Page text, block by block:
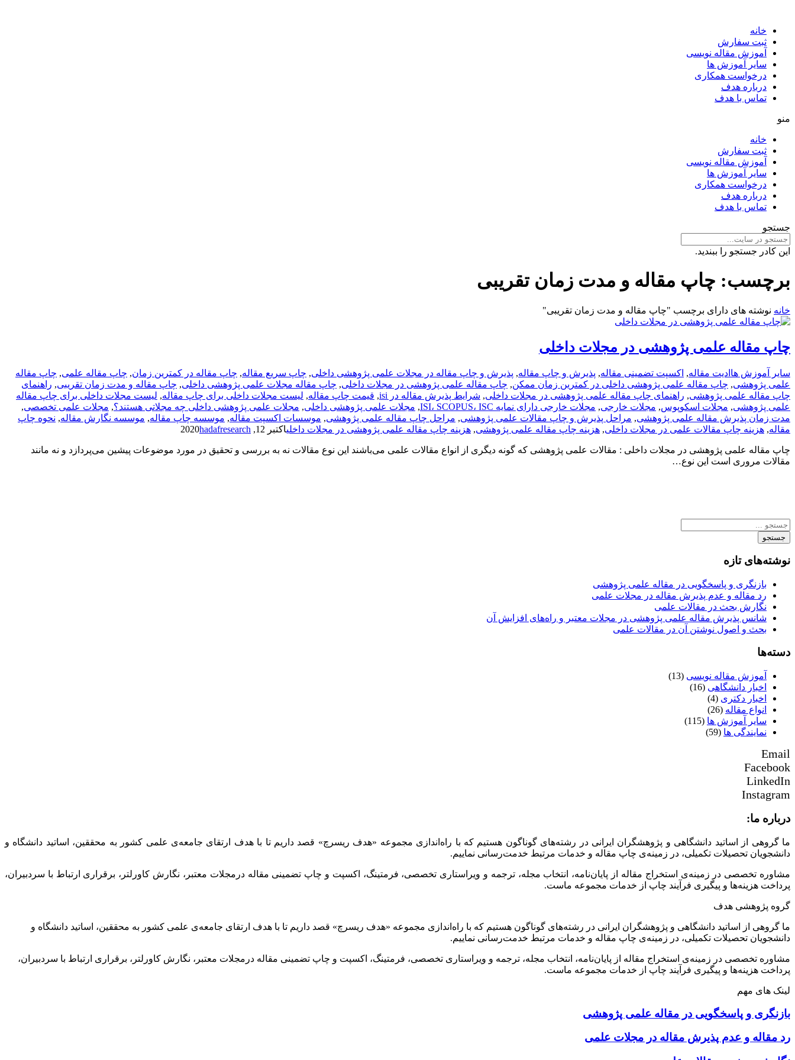
خانه
ثبت سفارش
آموزش مقاله نویسی
سایر آموزش ها
درخواست همکاری
درباره هدف
تماس با هدف
منو
خانه
ثبت سفارش
آموزش مقاله نویسی
سایر آموزش ها
درخواست همکاری
درباره هدف
تماس با هدف
جستجو
این کادر جستجو را ببندید.
برچسب: چاپ مقاله و مدت زمان تقریبی
خانه نوشته های دارای برچسب "چاپ مقاله و مدت زمان تقریبی"
چاپ مقاله علمی پژوهشی در مجلات داخلی
سایر آموزش ها ادیت مقاله, اکسپت تضمینی مقاله, پذیرش و چاپ مقاله, پذیرش و چاپ مقاله در مجلات علمی پژوهشی داخلی, چاپ سریع مقاله, چاپ مقاله در کمترین زمان, چاپ مقاله علمی, چاپ مقاله
علمی پژوهشی, چاپ مقاله علمی پژوهشی داخلی در کمترین زمان ممکن, چاپ مقاله علمی پژوهشی در مجلات داخلی, چاپ مقاله مجلات علمی پژوهشی داخلی, چاپ مقاله و مدت زمان تقریبی, راهنمای
چاپ مقاله علمی پژوهشی, راهنمای چاپ مقاله علمی پژوهشی در مجلات داخلی, شرایط پذیرش مقاله در isi , قیمت چاپ مقاله, لیست مجلات داخلی برای چاپ مقاله, لیست مجلات داخلی برای چاپ مقاله
علمی پژوهشی, مجلات اسکوپوس, مجلات خارجی, مجلات خارجی دارای نمایه ISI، SCOPUS، ISC , مجلات علمی پژوهشی داخلی, مجلات علمی پژوهشی داخلی چه مجلاتی هستند؟, مجلات علمی تخصصی,
مدت زمان پذیرش مقاله علمی پژوهشی, مراحل پذیرش و چاپ مقالات علمی پژوهشی, مراحل چاپ مقاله علمی پژوهشی, موسسات اکسپت مقاله, موسسه چاپ مقاله, موسسه نگارش مقاله, نحوه چاپ
مقاله, هزینه چاپ مقالات علمی در مجلات داخلی, هزینه چاپ مقاله علمی پژوهشی, هزینه چاپ مقاله علمی پژوهشی در مجلات داخلیاکتبر 12, 2020 hadafresearch
چاپ مقاله علمی پژوهشی در مجلات داخلی : مقالات علمی پژوهشی که گونه دیگری از انواع مقالات علمی می‌باشند این نوع مقالات نه به بررسی و تحقیق در مورد موضوعات پیشین می‌پردازد و نه مانند
مقالات مروری است این نوع…
جستجو
نوشته‌های تازه
بازنگری و پاسخگویی در مقاله علمی پژوهشی
رد مقاله و عدم پذیرش مقاله در مجلات علمی
نگارش بحث در مقالات علمی
شانس پذیرش مقاله علمی پژوهشی در مجلات معتبر و راه‌های افزایش آن
بحث و اصول نوشتن آن در مقالات علمی
دسته‌ها
آموزش مقاله نویسی (13)
اخبار دانشگاهی (16)
اخبار دکتری (4)
انواع مقاله (26)
سایر آموزش ها (115)
نمایندگی ها (59)
Email
Facebook
LinkedIn
Instagram
درباره ما:
ما گروهی از اساتید دانشگاهی و پژوهشگران ایرانی در رشته‌های گوناگون هستیم که با راه‌اندازی مجموعه «هدف ریسرچ» قصد داریم تا با هدف ارتقای جامعه‌ی علمی کشور به محققین، اساتید دانشگاه و
دانشجویان تحصیلات تکمیلی، در زمینه‌ی چاپ مقاله و خدمات مرتبط خدمت‌رسانی نماییم.
مشاوره تخصصی در زمینه‌ی استخراج مقاله از پایان‌نامه، انتخاب مجله، ترجمه و ویراستاری تخصصی، فرمتینگ، اکسپت و چاپ تضمینی مقاله درمجلات معتبر، نگارش کاورلتر، برقراری ارتباط با سردبیران،
پرداخت هزینه‌ها و پیگیری فرآیند چاپ از خدمات مجموعه ماست.
گروه پژوهشی هدف
ما گروهی از اساتید دانشگاهی و پژوهشگران ایرانی در رشته‌های گوناگون هستیم که با راه‌اندازی مجموعه «هدف ریسرچ» قصد داریم تا با هدف ارتقای جامعه‌ی علمی کشور به محققین، اساتید دانشگاه و
دانشجویان تحصیلات تکمیلی، در زمینه‌ی چاپ مقاله و خدمات مرتبط خدمت‌رسانی نماییم.
مشاوره تخصصی در زمینه‌ی استخراج مقاله از پایان‌نامه، انتخاب مجله، ترجمه و ویراستاری تخصصی، فرمتینگ، اکسپت و چاپ تضمینی مقاله درمجلات معتبر، نگارش کاورلتر، برقراری ارتباط با سردبیران،
پرداخت هزینه‌ها و پیگیری فرآیند چاپ از خدمات مجموعه ماست.
لینک های مهم
بازنگری و پاسخگویی در مقاله علمی پژوهشی
رد مقاله و عدم پذیرش مقاله در مجلات علمی